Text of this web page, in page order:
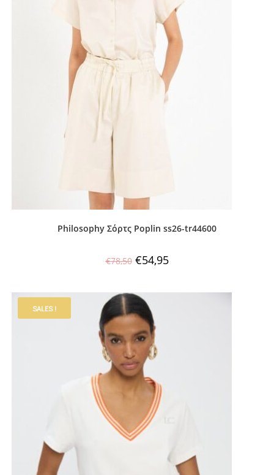
Philosophy Σόρτς Poplin ss26-tr44600
€78,50 €54,95
SALES !